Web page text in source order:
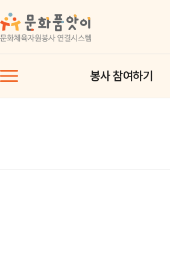
봉사 참여하기